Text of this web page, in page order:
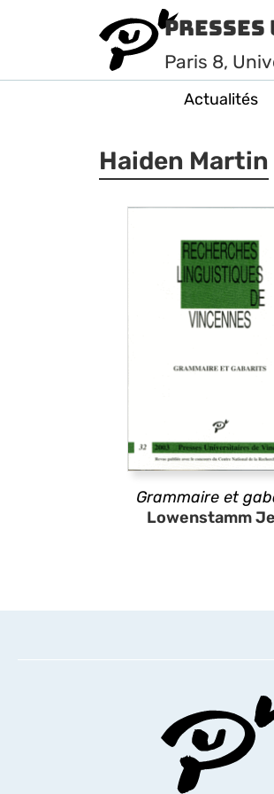
Paris 8,
Actualités
Haiden Martin
Grammaire et
Lowenstamm